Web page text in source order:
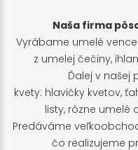
Naša firma
Vyrábame umelé
z umelej čečiny,
Ďalej v našej
kvety: hlavičky kvetov,
listy, rôzne umelé
Predáváme
čo realizujeme